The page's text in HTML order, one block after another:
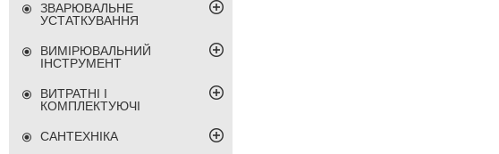
ЗВАРЮВАЛЬНЕ
УСТАТКУВАННЯ
ВИМІРЮВАЛЬНИЙ
ІНСТРУМЕНТ
ВИТРАТНІ І
КОМПЛЕКТУЮЧІ
САНТЕХНІКА